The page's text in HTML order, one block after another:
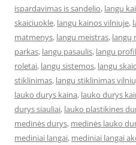
ispardavimas is sandelio, langu
skaiciuokle, langu kainos vilniuje,
matmenys, langu meistras, langų
parkas, langu pasaulis, langu
roletai, langų sistemos, langu
stiklinimas, langu stiklinimas
lauko durys kaina, lauko durys
durys siauliai, lauko plastikines
medinės durys, medinės lauko
mediniai langai, mediniai langai